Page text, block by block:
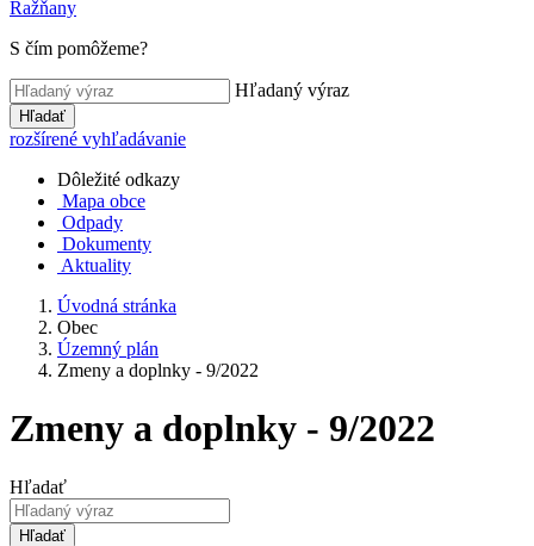
Ražňany
S čím pomôžeme?
Hľadaný výraz
Hľadať
rozšírené vyhľadávanie
Dôležité odkazy
Mapa obce
Odpady
Dokumenty
Aktuality
Úvodná stránka
Obec
Územný plán
Zmeny a doplnky - 9/2022
Zmeny a doplnky - 9/2022
Hľadať
Hľadať